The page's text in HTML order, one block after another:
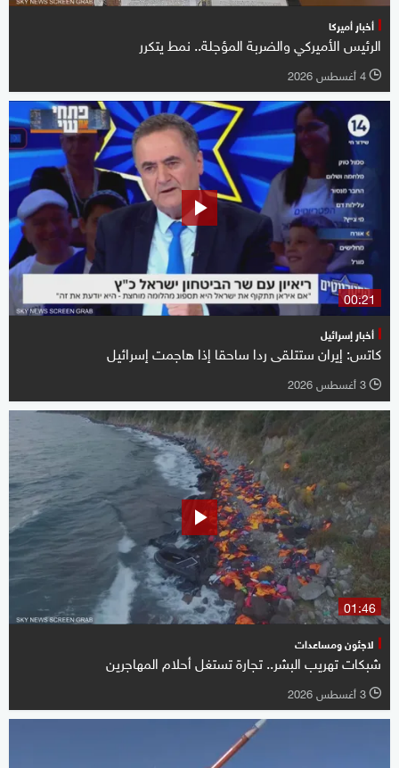
أخبار أميركا
الرئيس الأميركي والضربة المؤجلة.. نمط يتكرر
l 4 أغسطس 2026
00:21
أخبار إسرائيل
كاتس: إيران ستتلقى ردا ساحقا إذا هاجمت إسرائيل
l 3 أغسطس 2026
01:46
لاجئون ومساعدات
شبكات تهريب البشر.. تجارة تستغل أحلام المهاجرين
l 3 أغسطس 2026